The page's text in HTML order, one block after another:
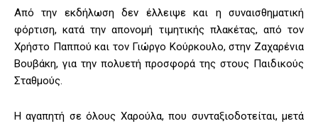
Από την εκδήλωση δεν έλλειψε και η συναισθηματική
φόρτιση, κατά την απονομή τιμητικής πλακέτας, από τον
Χρήστο Παππού και τον Γιώργο Κούρκουλο, στην Ζαχαρένια
Βουβάκη, για την πολυετή προσφορά της στους Παιδικούς
Σταθμούς.
Η αγαπητή σε όλους Χαρούλα, που συνταξιοδοτείται, μετά